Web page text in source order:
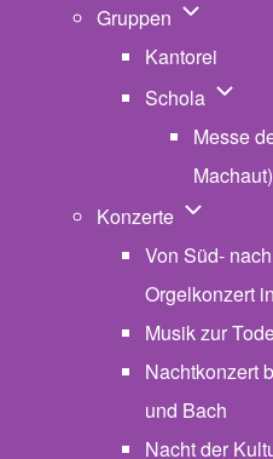
Gruppen
Kantorei
Schola
Messe
Machaut)
Konzerte
Von Süd-
Orgelkonzert
Musik zur
Nachtkonzert
und Bach
Nacht der